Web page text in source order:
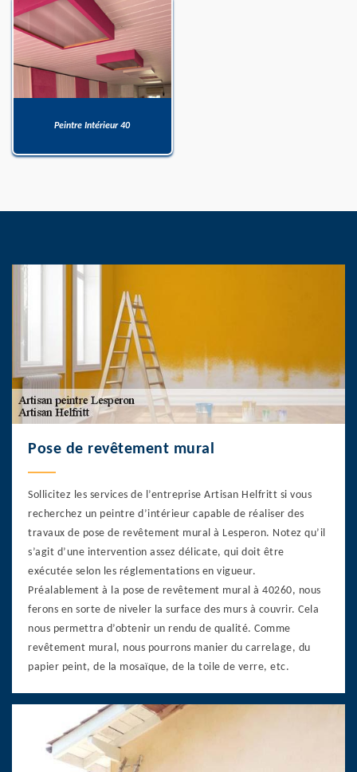
Peintre Intérieur 40
Pose de revêtement mural
Sollicitez les services de l’entreprise Artisan Helfritt si vous
recherchez un peintre d’intérieur capable de réaliser des
travaux de pose de revêtement mural à Lesperon. Notez qu’il
s’agit d’une intervention assez délicate, qui doit être
exécutée selon les réglementations en vigueur.
Préalablement à la pose de revêtement mural à 40260, nous
ferons en sorte de niveler la surface des murs à couvrir. Cela
nous permettra d’obtenir un rendu de qualité. Comme
revêtement mural, nous pourrons manier du carrelage, du
papier peint, de la mosaïque, de la toile de verre, etc.